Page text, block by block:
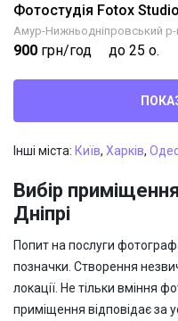
Фотостудія Fotox
Амур-Нижньодніпровський
900 грн/год до 25 о.
Інші міста: Київ, Харків,
Вибір
Дніпрі
Попит на послуги
позначки. Створення
локації. Не тільки вміння
приміщення відповідає за